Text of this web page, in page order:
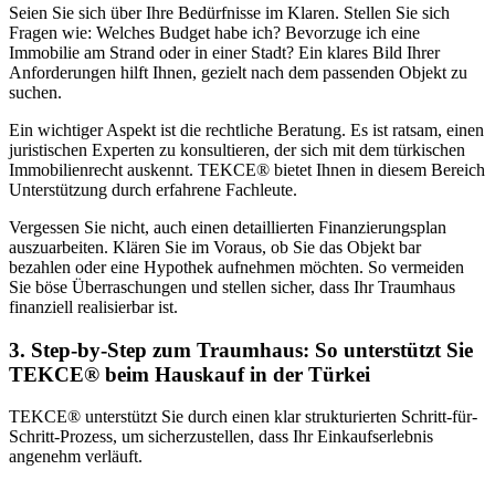
Seien Sie sich über Ihre Bedürfnisse im Klaren. Stellen Sie sich
Fragen wie: Welches Budget habe ich? Bevorzuge ich eine
Immobilie am Strand oder in einer Stadt? Ein klares Bild Ihrer
Anforderungen hilft Ihnen, gezielt nach dem passenden Objekt zu
suchen.
Ein wichtiger Aspekt ist die rechtliche Beratung. Es ist ratsam, einen
juristischen Experten zu konsultieren, der sich mit dem türkischen
Immobilienrecht auskennt. TEKCE® bietet Ihnen in diesem Bereich
Unterstützung durch erfahrene Fachleute.
Vergessen Sie nicht, auch einen detaillierten Finanzierungsplan
auszuarbeiten. Klären Sie im Voraus, ob Sie das Objekt bar
bezahlen oder eine Hypothek aufnehmen möchten. So vermeiden
Sie böse Überraschungen und stellen sicher, dass Ihr Traumhaus
finanziell realisierbar ist.
3. Step-by-Step zum Traumhaus: So unterstützt Sie
TEKCE® beim Hauskauf in der Türkei
TEKCE® unterstützt Sie durch einen klar strukturierten Schritt-für-
Schritt-Prozess, um sicherzustellen, dass Ihr Einkaufserlebnis
angenehm verläuft.